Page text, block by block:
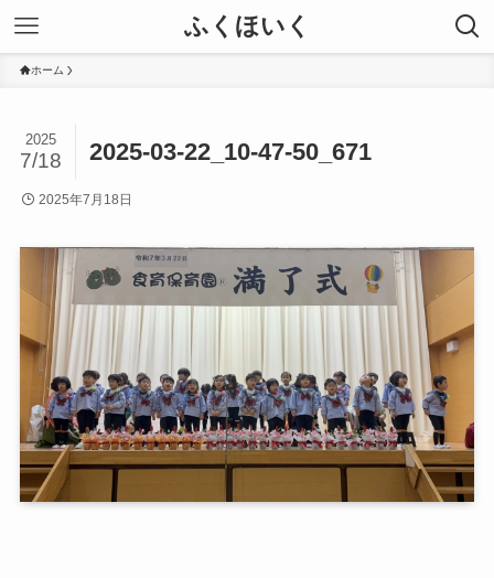
ふくほいく
ホーム
2025-03-22_10-47-50_671
2025
7/18
2025年7月18日